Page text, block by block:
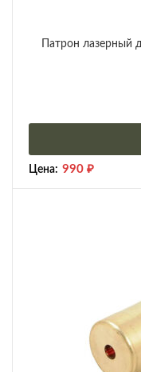
Патрон лазерный
Цена: 990 ₽